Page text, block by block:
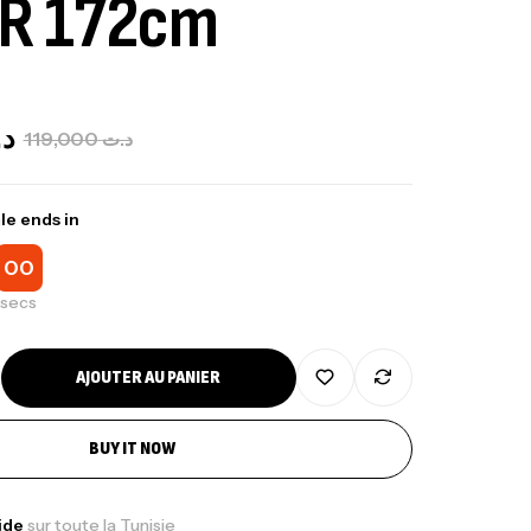
172cm
د.ت119,000
ends in
00
secs
AJOUTER AU PANIER
BUY IT NOW
sur toute la Tunisie